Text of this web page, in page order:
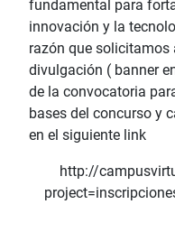
fundamental para
innovación y la
razón que solicitamos
divulgación ( banner
de la convocatoria
bases del concurso y
en el siguiente link
http://